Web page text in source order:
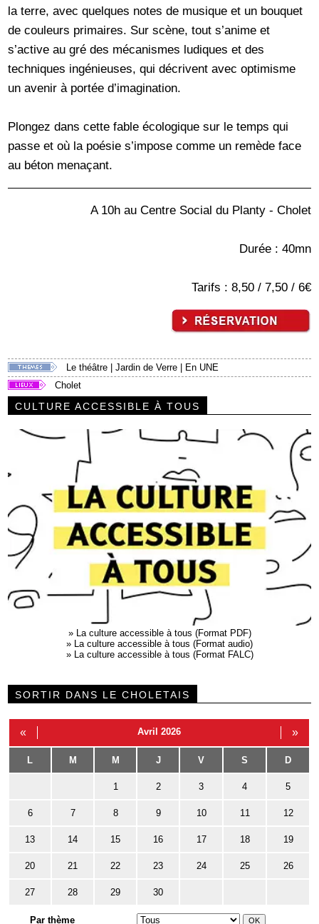
la terre, avec quelques notes de musique et un bouquet
de couleurs primaires. Sur scène, tout s’anime et
s’active au gré des mécanismes ludiques et des
techniques ingénieuses, qui décrivent avec optimisme
un avenir à portée d’imagination.
Plongez dans cette fable écologique sur le temps qui
passe et où la poésie s’impose comme un remède face
au béton menaçant.
A 10h au Centre Social du Planty - Cholet
Durée : 40mn
Tarifs : 8,50 / 7,50 / 6€
Le théâtre |Jardin de Verre
En UNE
Cholet
CULTURE ACCESSIBLE À TOUS
» La culture accessible à tous (Format PDF)
» La culture accessible à tous (Format audio)
» La culture accessible à tous (Format FALC)
SORTIR DANS LE CHOLETAIS
« Avril 2026 »
L M M J V S D
1 2 3 4 5
6 7 8 9 10 11 12
13 14 15 16 17 18 19
20 21 22 23 24 25 26
27 28 29 30
Par thème